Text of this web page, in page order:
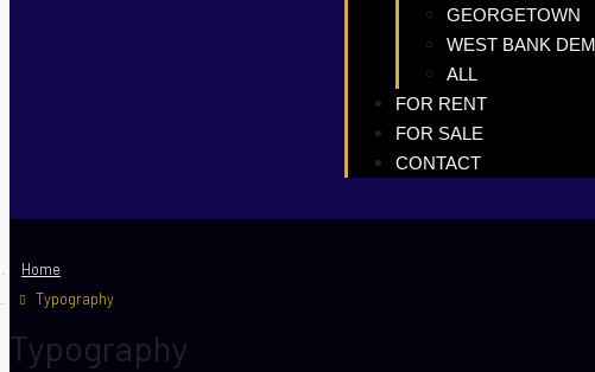
GEORGETOWN
WEST BANK
ALL
FOR RENT
FOR SALE
CONTACT
Home
Typography
Typography